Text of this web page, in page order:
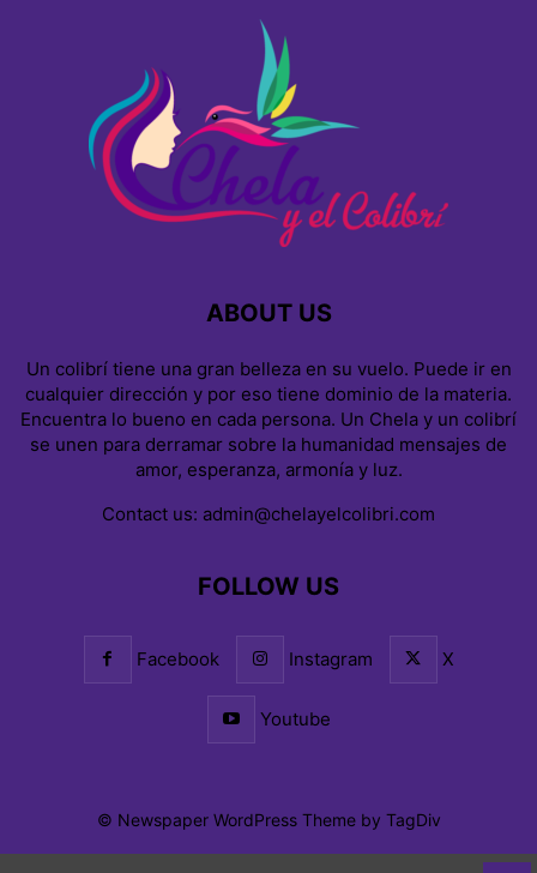
ABOUT US
Un colibrí tiene una gran belleza en su vuelo. Puede ir en
cualquier dirección y por eso tiene dominio de la materia.
Encuentra lo bueno en cada persona. Un Chela y un colibrí
se unen para derramar sobre la humanidad mensajes de
amor, esperanza, armonía y luz.
Contact us: admin@chelayelcolibri.com
FOLLOW US
Facebook Instagram X
Youtube
© Newspaper WordPress Theme by TagDiv